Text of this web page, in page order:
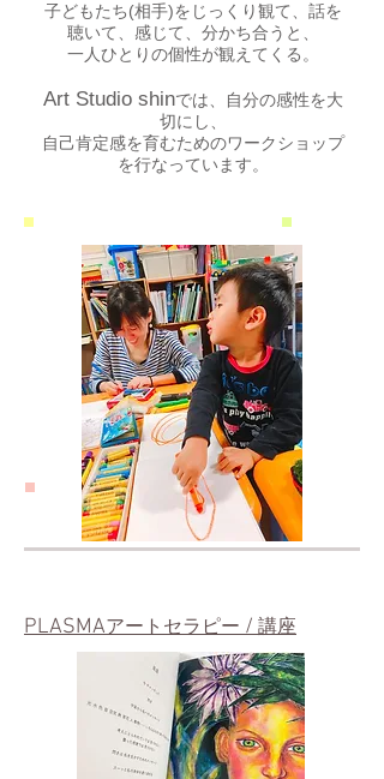
子どもたち(相手)をじっくり観て、話を
聴いて、感じて、分かち合うと、
一人ひとりの個性が観えてくる。
Art Studio shinでは、自分の感性を大
切にし、
自己肯定感を育むためのワークショップ
を行なっています。
PLASMAアートセラピー/講座